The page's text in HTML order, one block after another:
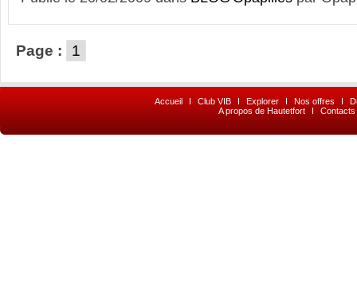
Page : 1
Accueil I Club VIB I Explorer I Nos offres I
A propos de Hautetfort
I Contacts